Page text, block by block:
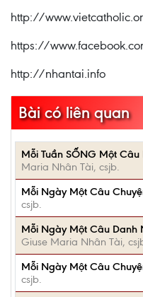
http://
https://
http://nhantai.info
Bài có liên quan
Mỗi Tuần SỐNG Một
Maria Nhân Tài, csjb.
Mỗi Ngày Một Câu
csjb.
Mỗi Ngày Một Câu Danh
Giuse Maria Nhân Tài,
Mỗi Ngày Một Câu
csjb.